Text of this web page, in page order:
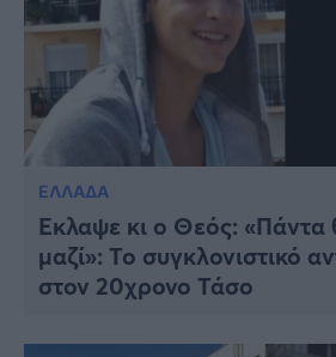
ΕΛΛΑΔΑ
Έκλαψε κι ο Θεός: «Πάντα
μαζί»: Το συγκλονιστικό
στον 20χρονο Τάσο